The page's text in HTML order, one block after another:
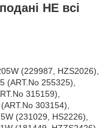
НЕ всі
(229987, HZS2026),
(ART.No 255325),
315159),
303154),
(231029, HS2226),